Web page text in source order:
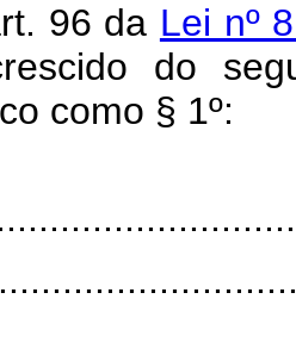
96 da Lei nº
do
como § 1º: